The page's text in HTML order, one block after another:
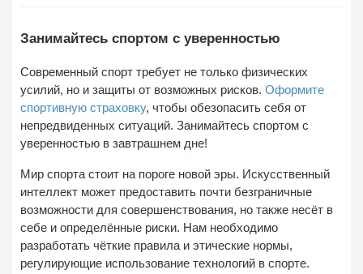
Занимайтесь спортом с уверенностью
Современный спорт требует не только физических
усилий, но и защиты от возможных рисков. Оформите
спортивную страховку, чтобы обезопасить себя от
непредвиденных ситуаций. Занимайтесь спортом с
уверенностью в завтрашнем дне!
Мир спорта стоит на пороге новой эры. Искусственный
интеллект может предоставить почти безграничные
возможности для совершенствования, но также несёт в
себе и определённые риски. Нам необходимо
разработать чёткие правила и этические нормы,
регулирующие использование технологий в спорте.